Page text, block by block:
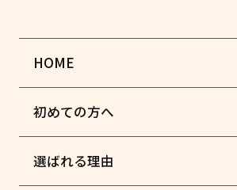
HOME
初めての方へ
選ばれる理由